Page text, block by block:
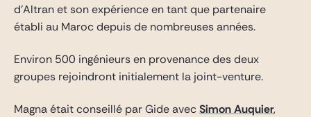
d’Altran et son expérience en tant que partenaire
établi au Maroc depuis de nombreuses années.
Environ 500 ingénieurs en provenance des deux
groupes rejoindront initialement la joint-venture.
Magna était conseillé par Gide avecSimon Auquier,